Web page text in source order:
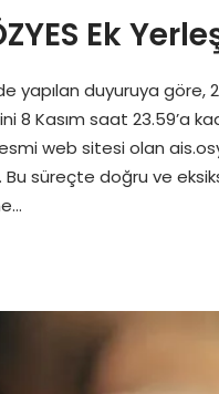
Ek
yapılan duyuruya
8 Kasım saat 23.59’a
web sitesi olan
süreçte doğru ve